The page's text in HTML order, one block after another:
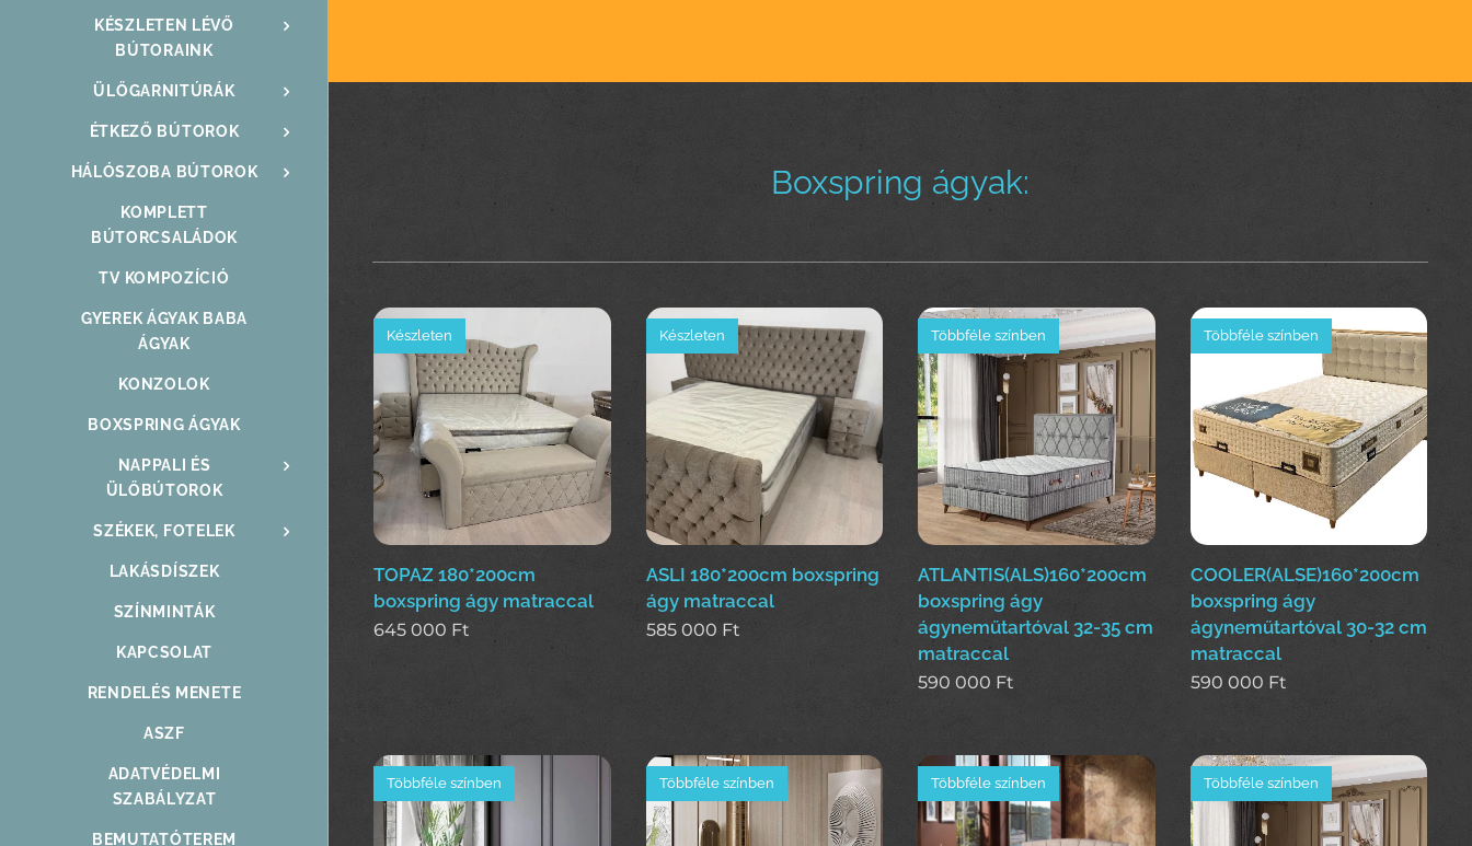
KÉSZLETEN LÉVŐ
BÚTORAINK
ÜLŐGARNITÚRÁK
ÉTKEZŐ BÚTOROK
HÁLÓSZOBA BÚTOROK
KOMPLETT
BÚTORCSALÁDOK
TV KOMPOZÍCIÓ
GYEREK ÁGYAK BABA
ÁGYAK
KONZOLOK
BOXSPRING ÁGYAK
NAPPALI ÉS
ÜLŐBÚTOROK
SZÉKEK, FOTELEK
LAKÁSDÍSZEK
SZÍNMINTÁK
KAPCSOLAT
RENDELÉS MENETE
ASZF
ADATVÉDELMI
SZABÁLYZAT
BEMUTATÓTEREM
Boxspring ágyak:
TOPAZ 180*200cm
boxspring ágy matraccal
Készleten
645 000 Ft
ASLI 180*200cm boxspring
ágy matraccal
Készleten
585 000 Ft
ATLANTIS(ALS)160*200cm
boxspring ágy
ágyneműtartóval 32-35 cm
matraccal
Többféle színben
590 000 Ft
COOLER(ALSE)160*200cm
boxspring ágy
ágyneműtartóval 30-32 cm
matraccal
Többféle színben
590 000 Ft
Többféle színben Többféle színben Többféle színben Többféle színben